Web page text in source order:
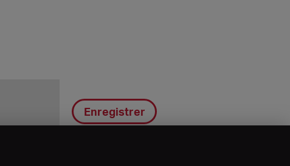
Enregistrer